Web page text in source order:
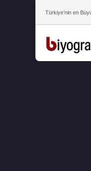
Türkiye’nin en